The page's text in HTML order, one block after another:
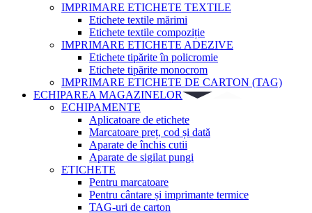
IMPRIMARE ETICHETE TEXTILE
Etichete textile mărimi
Etichete textile compoziție
IMPRIMARE ETICHETE ADEZIVE
Etichete tipărite în policromie
Etichete tipărite monocrom
IMPRIMARE ETICHETE DE CARTON (TAG)
ECHIPAREA MAGAZINELOR
ECHIPAMENTE
Aplicatoare de etichete
Marcatoare preț, cod și dată
Aparate de închis cutii
Aparate de sigilat pungi
ETICHETE
Pentru marcatoare
Pentru cântare și imprimante termice
TAG-uri de carton